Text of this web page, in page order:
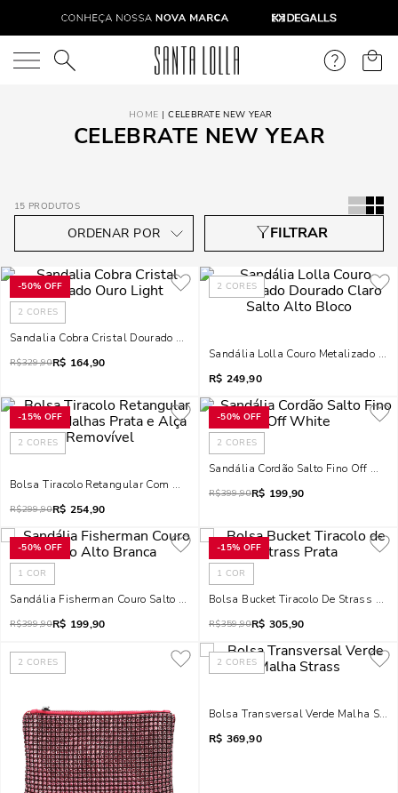
O que você está procurando?
CELEBRATE NEW YEAR
CELEBRATE NEW YEAR
15 PRODUTOS
-50% OFF
2 CORES
Sandalia Cobra Cristal Dourado Ouro Light
R$329,90R$ 164,90
2 CORES
Sandália Lolla Couro Metalizado
R$ 249,90
-15% OFF
2 CORES
Bolsa Tiracolo Retangular Com Medalhas Prata E Alça Removível
R$299,90R$ 254,90
-50% OFF
2 CORES
Sandália Cordão Salto Fino Off
R$399,90R$ 199,90
-50% OFF
1 COR
Sandália Fisherman Couro Salto Alto Branca
R$399,90R$ 199,90
-15% OFF
1 COR
Bolsa Bucket Tiracolo De Strass
R$359,90R$ 305,90
2 CORES 2 CORES
Bolsa Transversal Verde Malha
R$ 369,90